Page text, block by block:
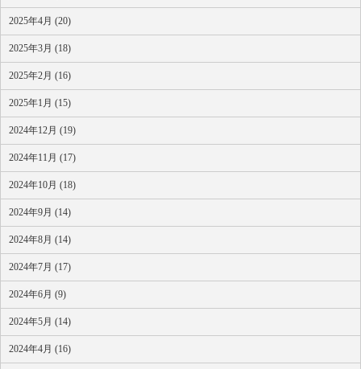
2025年4月 (20)
2025年3月 (18)
2025年2月 (16)
2025年1月 (15)
2024年12月 (19)
2024年11月 (17)
2024年10月 (18)
2024年9月 (14)
2024年8月 (14)
2024年7月 (17)
2024年6月 (9)
2024年5月 (14)
2024年4月 (16)